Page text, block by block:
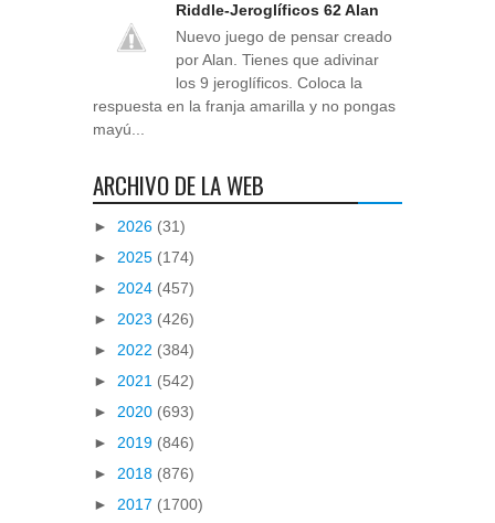
Riddle-Jeroglíficos 62 Alan
Nuevo juego de pensar creado
por Alan. Tienes que adivinar
los 9 jeroglíficos. Coloca la
respuesta en la franja amarilla y no pongas
mayú...
ARCHIVO DE LA WEB
► 2026 (31)
► 2025 (174)
► 2024 (457)
► 2023 (426)
► 2022 (384)
► 2021 (542)
► 2020 (693)
► 2019 (846)
► 2018 (876)
► 2017 (1700)